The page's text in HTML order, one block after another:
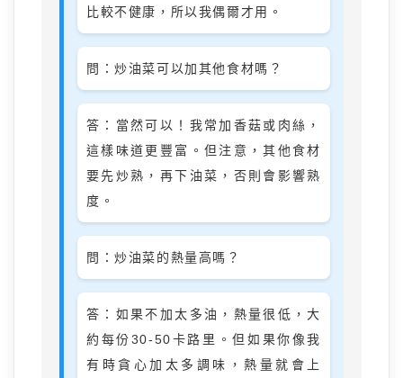
比較不健康，所以我偶爾才用。
問：炒油菜可以加其他食材嗎？
答：當然可以！我常加香菇或肉絲，
這樣味道更豐富。但注意，其他食材
要先炒熟，再下油菜，否則會影響熟
度。
問：炒油菜的熱量高嗎？
答：如果不加太多油，熱量很低，大
約每份30-50卡路里。但如果你像我
有時貪心加太多調味，熱量就會上